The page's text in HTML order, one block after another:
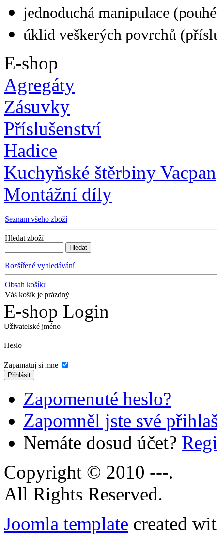
jednoduchá manipulace
úklid veškerých povrchů
E-shop
Agregáty
Zásuvky
Příslušenství
Hadice
Kuchyňské štěrbiny Vacpan
Montážní díly
Seznam všeho zboží
Hledat zboží
Rozšířené vyhledávání
Obsah košíku
Váš košík je prázdný
E-shop Login
Uživatelské jméno
Heslo
Zapamatuj si mne
Zapomenuté heslo?
Zapomněl jste své
Nemáte dosud účet?
Copyright © 2010 ---.
All Rights Reserved.
Joomla template created